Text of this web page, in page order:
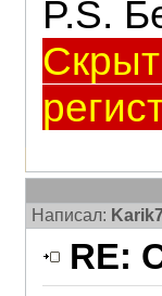
P.S.
Написал:
RE: